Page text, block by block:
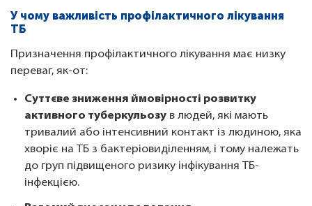
У чому важливість профілактичного лікування
ТБ
Призначення профілактичного лікування має низку
переваг, як-от:
Суттєве зниження ймовірності розвитку
активного туберкульозу в людей, які мають
тривалий або інтенсивний контакт із людиною, яка
хворіє на ТБ з бактеріовиділенням, і тому належать
до груп підвищеного ризику інфікування ТБ-
інфекцією.